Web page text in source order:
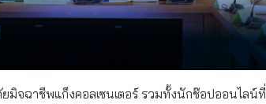
มิจฉาชีพแก็งคอลเซนเตอร์ รวมทั้งนักช๊อปออนไลน์ที่